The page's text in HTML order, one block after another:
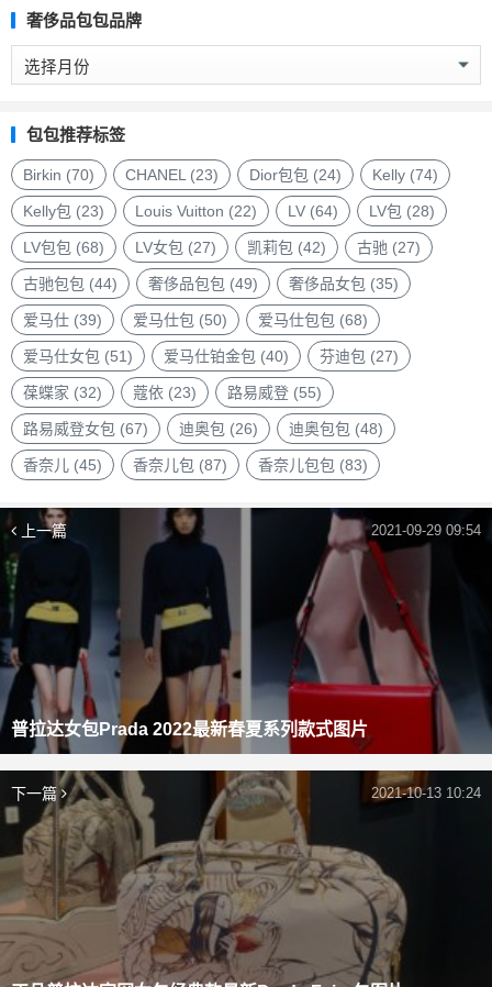
奢侈品包包品牌
奢
侈
包
包
品
牌
包包推荐标签
Birkin (70) CHANEL(23) Dior包包 (24) Kelly (74)
Kelly包 (23) Louis Vuitton (22) LV (64) LV包 (28)
LV包包 (68) LV女包 (27) 凯莉包 (42) 古驰 (27)
古驰包包 (44) 奢侈品包包 (49) 奢侈品女包 (35)
爱马仕 (39) 爱马仕包 (50) 爱马仕包包 (68)
爱马仕女包 (51) 爱马仕铂金包 (40) 芬迪包 (27)
葆蝶家 (32) 蔻依 (23) 路易威登 (55)
路易威登女包 (67) 迪奥包 (26) 迪奥包包 (48)
香奈儿 (45) 香奈儿包 (87) 香奈儿包包 (83)
上一篇
普拉达女包Prada 2022最新春夏系列款式图片
2021-09-29 09:54
下一篇 2021-10-13 10:24